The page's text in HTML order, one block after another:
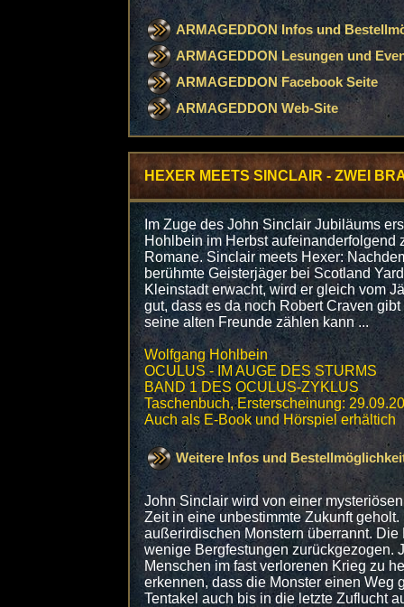
ARMAGEDDON Infos und
ARMAGEDDON Lesungen und
ARMAGEDDON Facebook Seite
ARMAGEDDON Web-Site
HEXER MEETS SINCLAIR - ZWEI
Im Zuge des John Sinclair Jubiläums
Hohlbein im Herbst aufeinanderfolgend
Romane. Sinclair meets Hexer:
berühmte Geisterjäger bei Scotland
Kleinstadt erwacht, wird er gleich vom
gut, dass es da noch Robert Craven
seine alten Freunde zählen kann ...
Wolfgang Hohlbein
OCULUS - IM AUGE DES STURMS
BAND 1 DES OCULUS-ZYKLUS
Taschenbuch, Ersterscheinung:
Auch als E-Book und Hörspiel erhältich
Weitere Infos und
John Sinclair wird von einer
Zeit in eine unbestimmte Zukunft
außerirdischen Monstern überrannt. Die
wenige Bergfestungen zurückgezogen.
Menschen im fast verlorenen Krieg zu
erkennen, dass die Monster einen Weg
Tentakel auch bis in die letzte Zuflucht